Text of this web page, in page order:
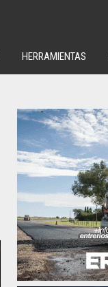
HERRAMIENTAS